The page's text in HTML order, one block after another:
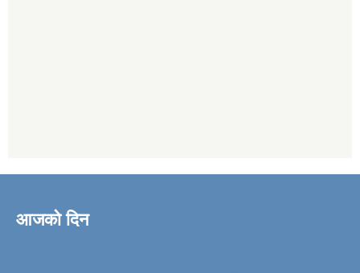
आजको दिन